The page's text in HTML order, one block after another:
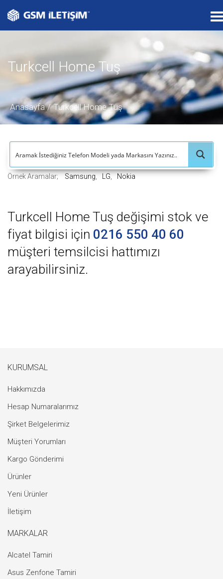
T
o
g
l
e
n
a
Turkcell Home Tuş
Anasayfa Turkcell Home Tuş
Örnek Aramalar; Samsung LG Nokia
Turkcell Home Tuş değişimi stok ve
fiyat bilgisi için 0216 550 40 60
müşteri temsilcisi hattımızı
arayabilirsiniz.
KURUMSAL
Hakkımızda
Hesap Numaralarımız
Şirket Belgelerimiz
Müşteri Yorumları
Kargo Gönderimi
Ürünler
Yeni Ürünler
İletişim
MARKALAR
Alcatel Tamiri
Asus Zenfone Tamiri